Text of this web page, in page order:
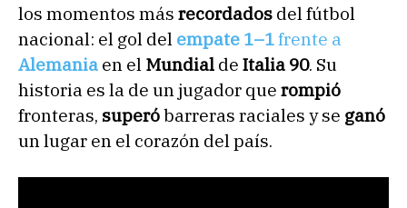
los momentos más recordados del fútbol
nacional: el gol del empate 1–1frente a
Alemania en el Mundial de Italia 90. Su
historia es la de un jugador que rompió
fronteras, superóbarreras raciales y se ganó
un lugar en el corazón del país.